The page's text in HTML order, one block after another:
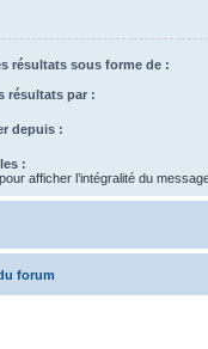
résultats sous forme de :
résultats par :
depuis :
:
afficher l’intégralité du
forum